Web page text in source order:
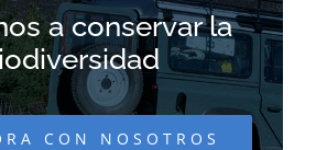
a conservar la
CON NOSOTROS